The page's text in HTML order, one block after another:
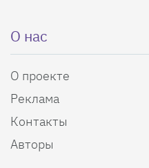
О нас
О проекте
Реклама
Контакты
Авторы